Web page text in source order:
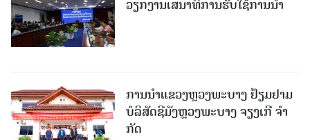
ວຽກງານເສນາທິການຮັບໃຊ້ການນໍາ
ການນຳແຂວງຫຼວງພະບາງ ຢ້ຽມ​ຢາມ
ບໍ​ລິ​ສັດຊີມັງຫຼວງພະບາງ ຈຽງເກີ ຈໍາ
ກັດ